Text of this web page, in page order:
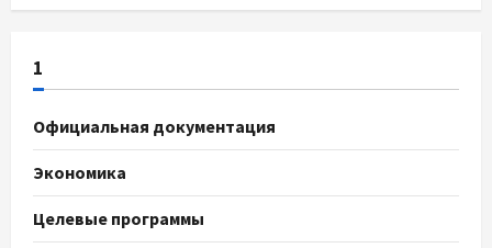
1
Официальная документация
Экономика
Целевые программы